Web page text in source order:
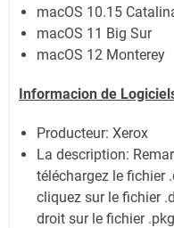
macOS 10.15
macOS 11 Big Sur
macOS 12 Monterey
Informacion de
Producteur: Xerox
La description:
téléchargez le fichier
cliquez sur le fichier
droit sur le fichier